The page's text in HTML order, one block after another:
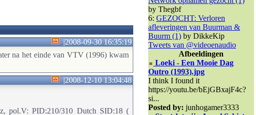
|2008-09-30 16:35:19
na het einde van VTV (1996) kwam
|2008-12-10 13:04:48
pol.V: PID:210/310 Dutch SID:18 (
by Thegbf
6: GEZOCHT: Verloren
afleveringen van Buurman &
Buurm (1) by DikkeKip
Tweets van @videoenaudio
Afbeeldingen
Loeki - Een Mooie Dag
Outro (1993).jpg
I think I found it
https://youtu.be/bEjGBxajF4c?
si...
Posted by: junhogamer3333